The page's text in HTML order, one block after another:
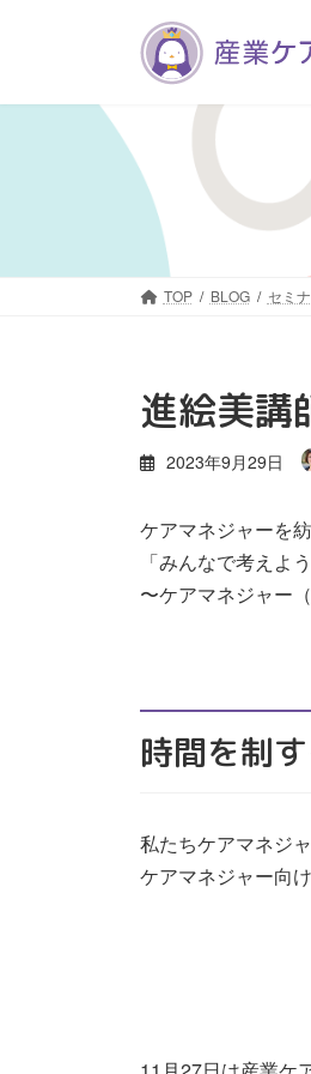
ン
プ
ー
動
TOP BLOG セミ
進絵美講
2023年9月29日
ケアマネジャーを
「みんなで考えよ
〜ケアマネジャー
時間を制
私たちケアマネジ
ケアマネジャー向